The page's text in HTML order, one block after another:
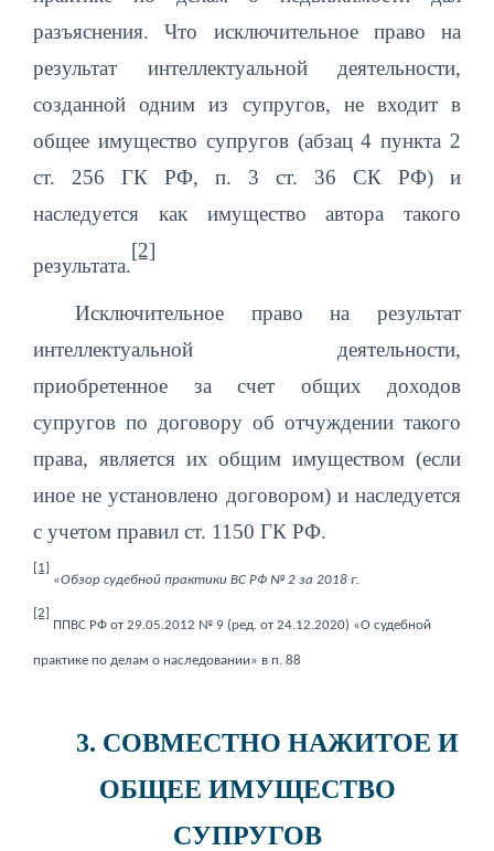
разъяснения. Что исключительное право на
результат интеллектуальной деятельности,
созданной одним из супругов, не входит в
общее имущество супругов (абзац 4 пункта 2
ст. 256 ГК РФ, п. 3 ст. 36 СК РФ) и
наследуется как имущество автора такого
результата.
[2]
Исключительное право на результат
интеллектуальной деятельности,
приобретенное за счет общих доходов
супругов по договору об отчуждении такого
права, является их общим имуществом (если
иное не установлено договором) и наследуется
с учетом правил ст. 1150 ГК РФ.
[1]
«Обзор судебной практики ВС РФ № 2 за 2018 г.
[2]
ППВС РФ от 29.05.2012 № 9 (ред. от 24.12.2020) «О судебной
практике по делам о наследовании» в п. 88
3. СОВМЕСТНО НАЖИТОЕ И
ОБЩЕЕ ИМУЩЕСТВО
СУПРУГОВ